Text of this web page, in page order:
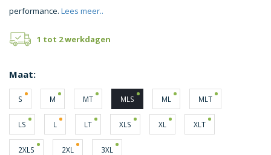
performance. Lees meer..
1 tot 2 werkdagen
Maat:
S M MT MLS ML MLT
LS L LT XLS XL XLT
2XLS 2XL 3XL